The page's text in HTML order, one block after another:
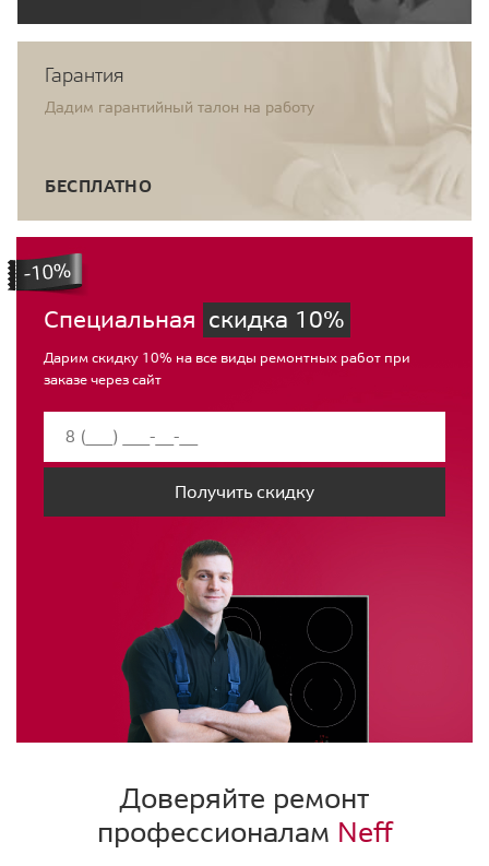
Гарантия
Дадим гарантийный талон на работу
БЕСПЛАТНО
Специальная скидка 10%
Дарим скидку 10% на все виды ремонтных работ при
заказе через сайт
Получить скидку
Доверяйте ремонт
профессионалам Neff